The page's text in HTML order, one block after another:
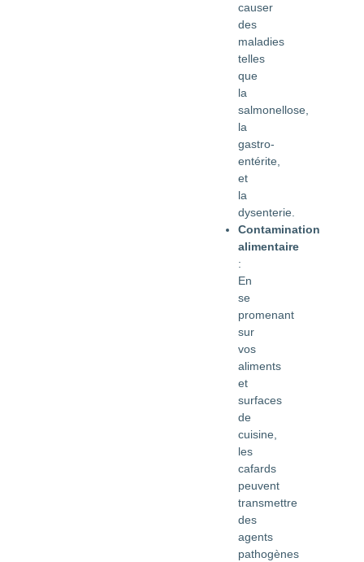
causer
des
maladies
telles
que
la
salmonellose,
la
gastro-
entérite,
et
la
dysenterie.
Contamination
alimentaire
:
En
se
promenant
sur
vos
aliments
et
surfaces
de
cuisine,
les
cafards
peuvent
transmettre
des
agents
pathogènes